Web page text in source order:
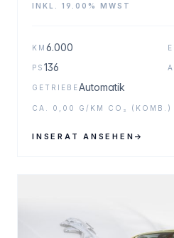
INKL. 19.00% MWST
KM 6.000
PS 136
GETRIEBEAutomatik
CA. 0,00 G/KM CO₂ (KOMB.)
INSERAT ANSEHEN →